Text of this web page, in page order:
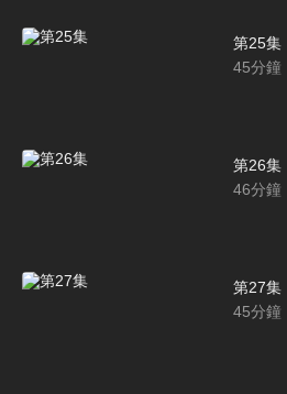
第25集
45分鐘
第26集
46分鐘
第27集
45分鐘